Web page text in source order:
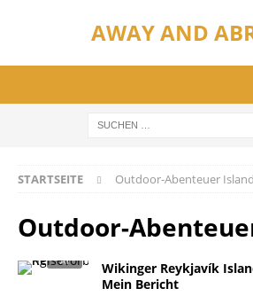
AWAY AND
STARTSEITE Outdoor-Abenteuer Island
Outdoor-
Wikinger Reykjavík
Mein Bericht